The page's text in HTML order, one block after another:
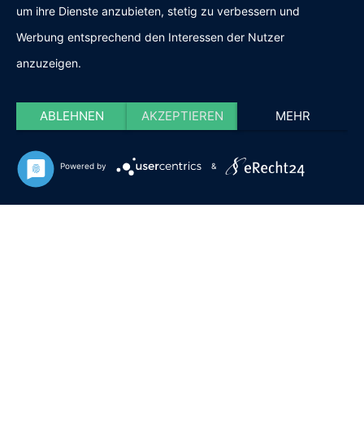
um ihre Dienste anzubieten, stetig zu verbessern und
Werbung entsprechend den Interessen der Nutzer
anzuzeigen.
ABLEHNEN AKZEPTIEREN MEHR
Powered by &